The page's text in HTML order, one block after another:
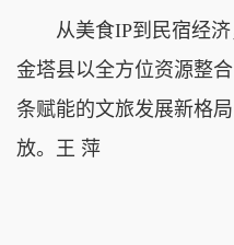
从美食IP到民宿经济
金塔县以全方位资源整
条赋能的文旅发展新格
放。王 萍